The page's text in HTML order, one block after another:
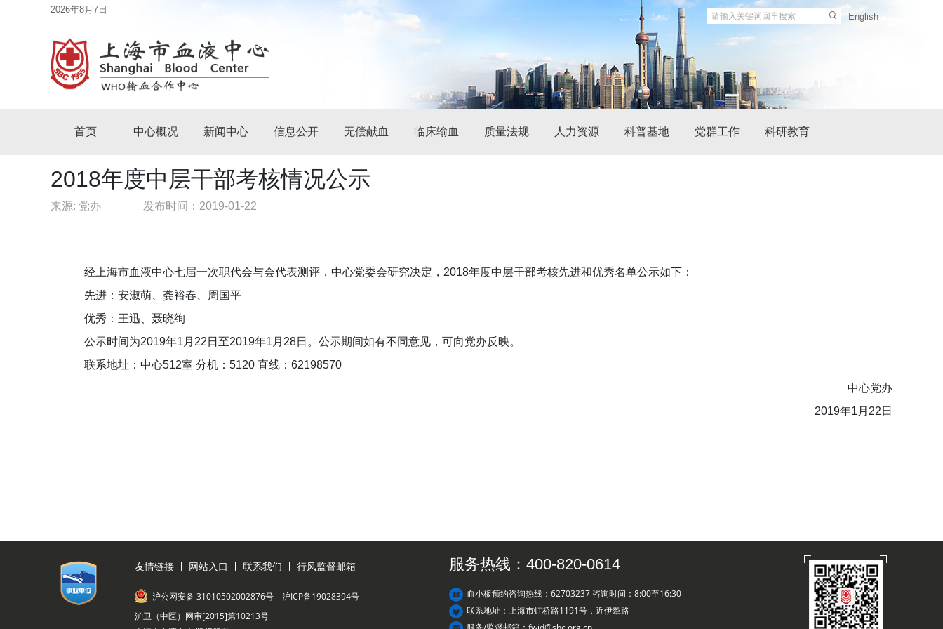
2026年8月7日
English
首页 中心概况 新闻中心 信息公开 无偿献血 临床输血 质量法规 人力资源 科普基地 党群工作 科研教育
2018年度中层干部考核情况公示
来源: 党办 发布时间：2019-01-22
经上海市血液中心七届一次职代会与会代表测评，中心党委会研究决定，2018年度中层干部考核先进和优秀名单公示如下：
先进：安淑萌、龚裕春、周国平
优秀：王迅、聂晓绚
公示时间为2019年1月22日至2019年1月28日。公示期间如有不同意见，可向党办反映。
联系地址：中心512室 分机：5120 直线：62198570
中心党办
2019年1月22日
友情链接 网站入口 联系我们 行风监督邮箱
沪公网安备 31010502002876号
沪ICP备19028394号
沪卫（中医）网审[2015]第10213号
服务热线：400-820-0614
血小板预约咨询热线：62703237 咨询时间：8:00至16:30
联系地址：上海市虹桥路1191号，近伊犁路